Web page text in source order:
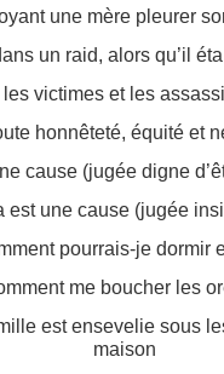
une mère pleurer
un raid, alors qu’il
victimes et les
honnêteté, équité et
cause (jugée digne
est une cause (jugée
pourrais-je dormir
me boucher les
est ensevelie sous
maison